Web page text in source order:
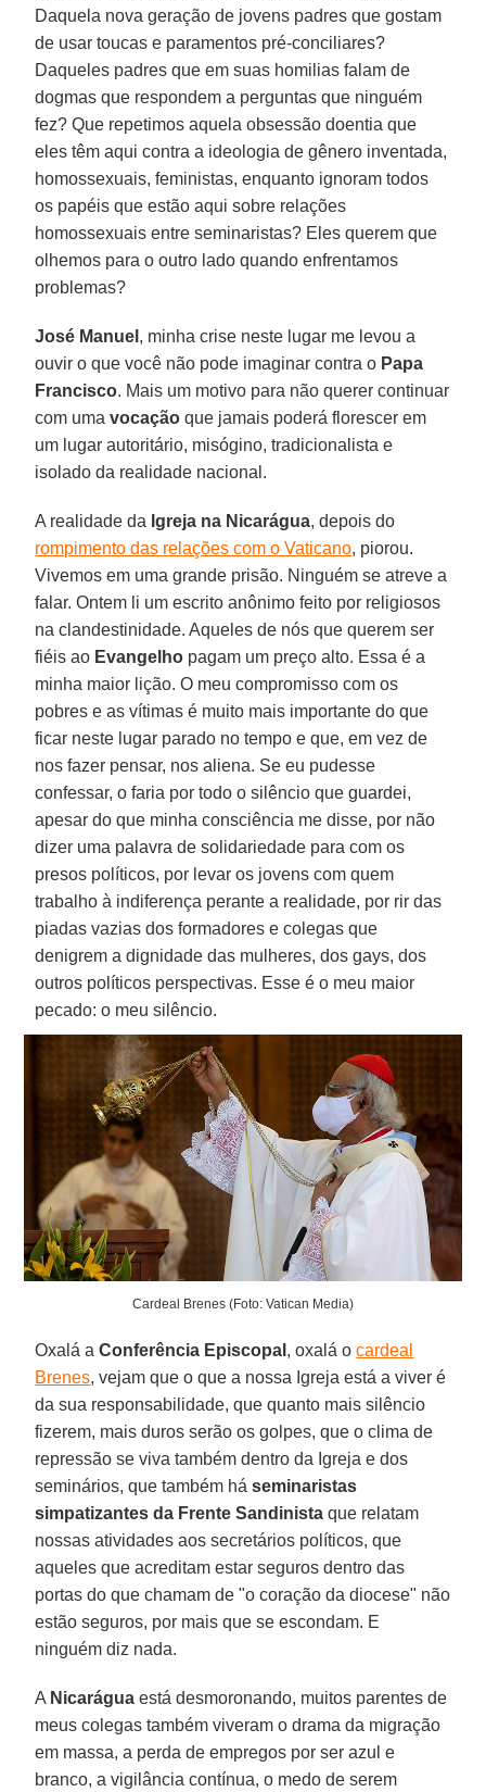
Daquela nova geração de jovens padres que gostam
de usar toucas e paramentos pré-conciliares?
Daqueles padres que em suas homilias falam de
dogmas que respondem a perguntas que ninguém
fez? Que repetimos aquela obsessão doentia que
eles têm aqui contra a ideologia de gênero inventada,
homossexuais, feministas, enquanto ignoram todos
os papéis que estão aqui sobre relações
homossexuais entre seminaristas? Eles querem que
olhemos para o outro lado quando enfrentamos
problemas?
José Manuel , minha crise neste lugar me levou a
ouvir o que você não pode imaginar contra o Papa
Francisco. Mais um motivo para não querer continuar
com umavocação que jamais poderá florescer em
um lugar autoritário, misógino, tradicionalista e
isolado da realidade nacional.
A realidade da Igreja na Nicarágua, depois do
rompimento das relações com o Vaticano, piorou.
Vivemos em uma grande prisão. Ninguém se atreve a
falar. Ontem li um escrito anônimo feito por religiosos
na clandestinidade. Aqueles de nós que querem ser
fiéis ao Evangelho pagam um preço alto. Essa é a
minha maior lição. O meu compromisso com os
pobres e as vítimas é muito mais importante do que
ficar neste lugar parado no tempo e que, em vez de
nos fazer pensar, nos aliena. Se eu pudesse
confessar, o faria por todo o silêncio que guardei,
apesar do que minha consciência me disse, por não
dizer uma palavra de solidariedade para com os
presos políticos, por levar os jovens com quem
trabalho à indiferença perante a realidade, por rir das
piadas vazias dos formadores e colegas que
denigrem a dignidade das mulheres, dos gays, dos
outros políticos perspectivas. Esse é o meu maior
pecado: o meu silêncio.
Cardeal Brenes (Foto: Vatican Media)
Oxalá aConferência Episcopal , oxalá ocardeal
Brenes, vejam que o que a nossa Igreja está a viver é
da sua responsabilidade, que quanto mais silêncio
fizerem, mais duros serão os golpes, que o clima de
repressão se viva também dentro da Igreja e dos
seminários, que também háseminaristas
simpatizantes da Frente Sandinista que relatam
nossas atividades aos secretários políticos, que
aqueles que acreditam estar seguros dentro das
portas do que chamam de "o coração da diocese" não
estão seguros, por mais que se escondam. E
ninguém diz nada.
A Nicarágua está desmoronando, muitos parentes de
meus colegas também viveram o drama da migração
em massa, a perda de empregos por ser azul e
branco, a vigilância contínua, o medo de serem